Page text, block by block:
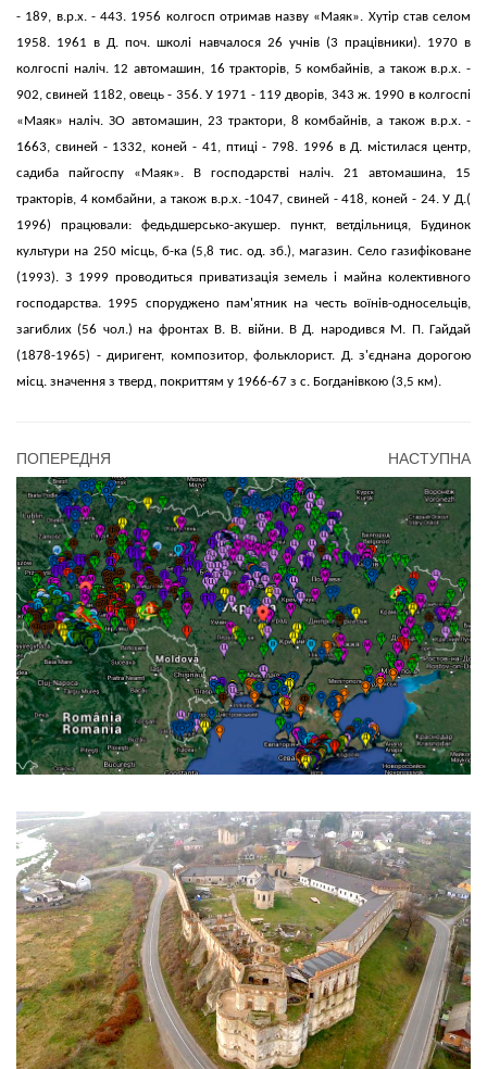
- 189, в.р.х. - 443. 1956 колгосп отримав назву «Маяк». Хутір став селом
1958. 1961 в Д. поч. школі навчалося 26 учнів (3 працівники). 1970 в
колгоспі наліч. 12 автомашин, 16 тракторів, 5 комбайнів, а також в.р.х. -
902, свиней 1182, овець - 356. У 1971 - 119 дворів, 343 ж. 1990 в колгоспі
«Маяк» наліч. ЗО автомашин, 23 трактори, 8 комбайнів, а також в.р.х. -
1663, свиней - 1332, коней - 41, птиці - 798. 1996 в Д. містилася центр,
садиба пайгоспу «Маяк». В господарстві наліч. 21 автомашина, 15
тракторів, 4 комбайни, а також в.р.х. -1047, свиней - 418, коней - 24. У Д.(
1996) працювали: федьдшерсько-акушер. пункт, ветдільниця, Будинок
культури на 250 місць, б-ка (5,8 тис. од. зб.), магазин. Село газифіковане
(1993). З 1999 проводиться приватизація земель і майна колективного
господарства. 1995 споруджено пам'ятник на честь воїнів-односельців,
загиблих (56 чол.) на фронтах В. В. війни. В Д. народився М. П. Гайдай
(1878-1965) - диригент, композитор, фольклорист. Д. з'єднана дорогою
місц. значення з тверд, покриттям у 1966-67 з с. Богданівкою (3,5 км).
ПОПЕРЕДНЯ НАСТУПНА